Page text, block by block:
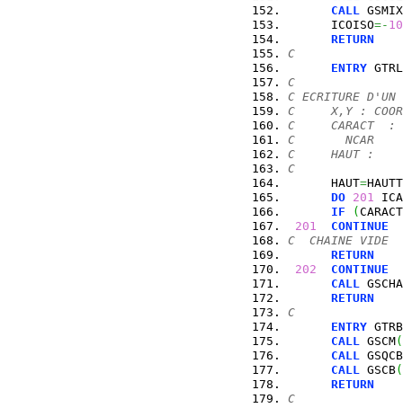
CALL
GSMIX
      ICOISO
=-
RETURN
C
ENTRY
C
C ECRITURE
C     X,Y :
C     CARACT  :
C       NCAR    :
C     HAUT :
C
      HAUT
=HAUTT
DO 201
IF
(CARACT
201
CONTINUE
C  CHAINE VIDE
RETURN
202
CONTINUE
CALL
RETURN
C
ENTRY
CALL
GSCM(
CALL
GSQCB
CALL
GSCB(
RETURN
C